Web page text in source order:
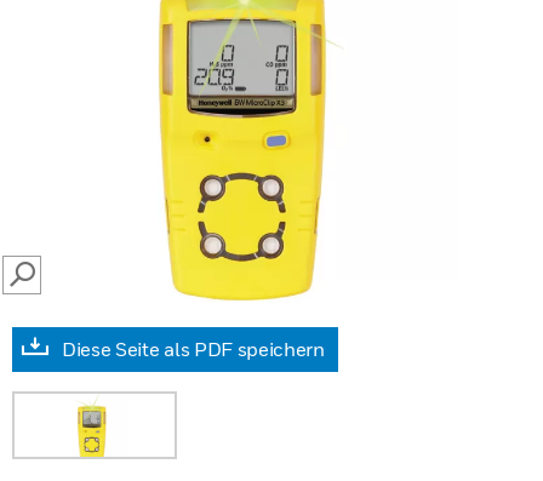
SEARCH
Diese Seite als PDF speichern